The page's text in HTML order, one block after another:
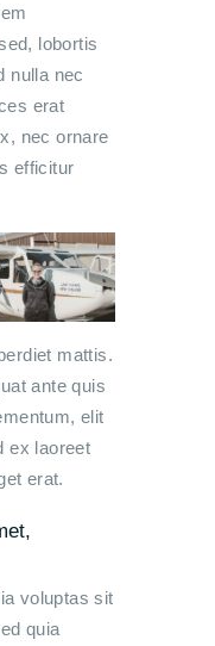
lobortis
nulla nec
erat
nec ornare
efficitur
mattis.
ante quis
elit
ex laoreet
erat.
voluptas sit
quia